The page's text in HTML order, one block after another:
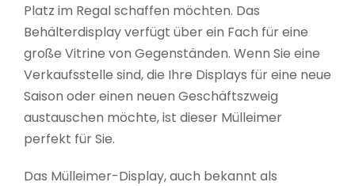
Platz im Regal schaffen möchten. Das
Behälterdisplay verfügt über ein Fach für eine
große Vitrine von Gegenständen. Wenn Sie eine
Verkaufsstelle sind, die Ihre Displays für eine neue
Saison oder einen neuen Geschäftszweig
austauschen möchte, ist dieser Mülleimer
perfekt für Sie.
Das Mülleimer-Display, auch bekannt als